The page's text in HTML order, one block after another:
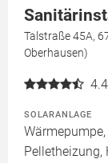
Talstraße 45A,
Oberhausen)
4.4
SOLARANLAGE
Pelletheizung,